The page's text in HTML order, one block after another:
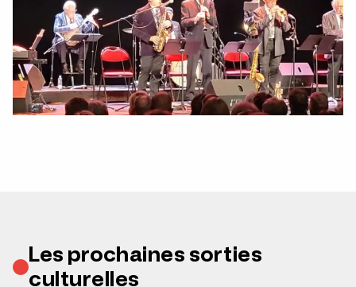
Les prochaines sorties
culturelles